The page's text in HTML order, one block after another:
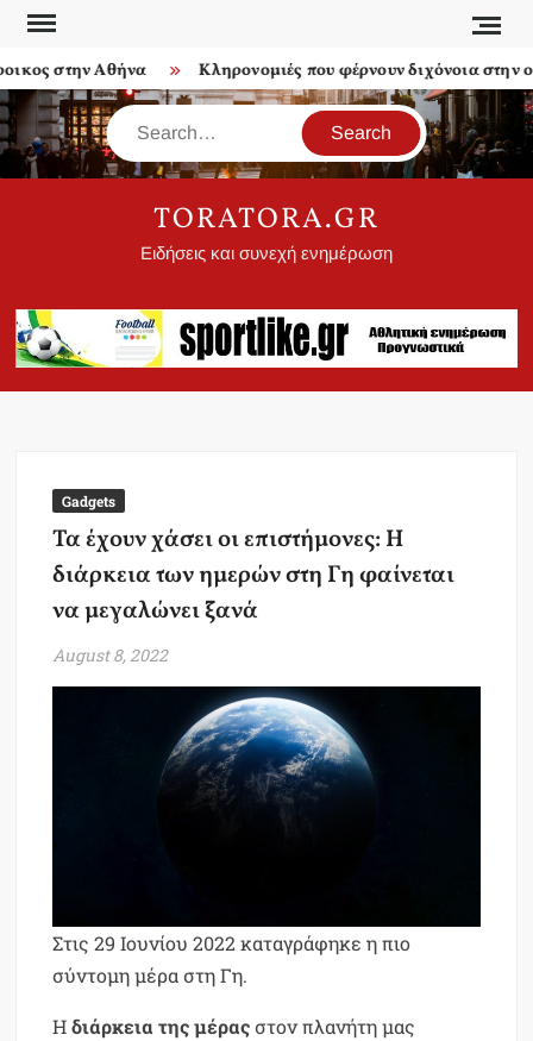
Skip
contentστην Αθήνα Κληρονομιές που φέρνουν διχόνοια στην
Search
TORATORA.GR
Ειδήσεις και συνεχή ενημέρωση
Gadgets
Τα έχουν χάσει οι επιστήμονες: Η
διάρκεια των ημερών στη Γη φαίνεται
να μεγαλώνει ξανά
August 8, 2022
Στις 29 Ιουνίου 2022 καταγράφηκε η πιο
σύντομη μέρα στη Γη.
Ηδιάρκεια της μέραςστον πλανήτη μας